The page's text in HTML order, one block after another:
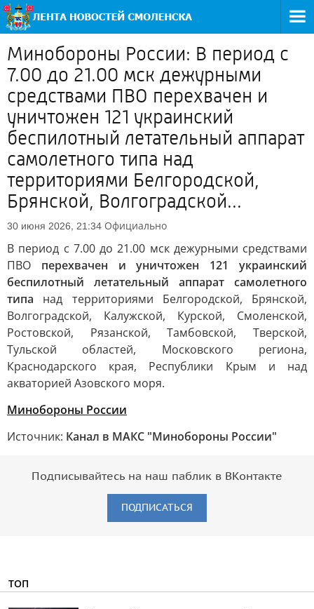
Минобороны России: В период с
7.00 до 21.00 мск дежурными
средствами ПВО перехвачен и
уничтожен 121 украинский
беспилотный летательный аппарат
самолетного типа над
территориями Белгородской,
Брянской, Волгоградской...
30 июня 2026, 21:34 Официально
В период с 7.00 до 21.00 мск дежурными средствами
ПВО перехвачен и уничтожен 121 украинский
беспилотный летательный аппарат самолетного
типа над территориями Белгородской, Брянской,
Волгоградской, Калужской, Курской, Смоленской,
Ростовской, Рязанской, Тамбовской, Тверской,
Тульской областей, Московского региона,
Краснодарского края, Республики Крым и над
акваторией Азовского моря.
Минобороны России
Источник: Канал в МАКС "Минобороны России"
Подписывайтесь на наш паблик в ВКонтакте
ПОДПИСАТЬСЯ
ТОП